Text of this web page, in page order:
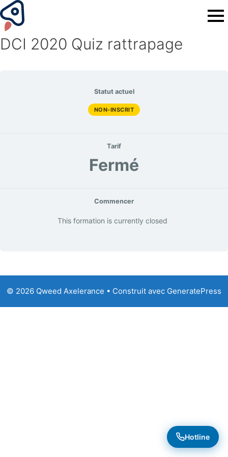
DCI 2020 Quiz rattrapage
Statut actuel
NON-INSCRIT
Tarif
Fermé
Commencer
This formation is currently closed
© 2026 Qweed Axelerance • Construit avec GeneratePress
Hotline